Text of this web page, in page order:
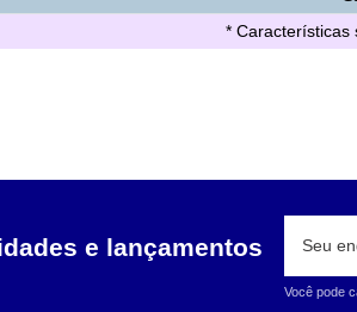
* Características
e lançamentos
Você pode